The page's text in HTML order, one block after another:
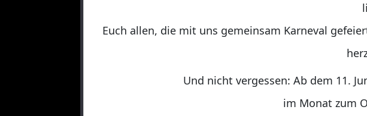
Euch allen, die mit uns gemeinsam Karneval
Und nicht vergessen: Ab dem 11.
im Monat zum